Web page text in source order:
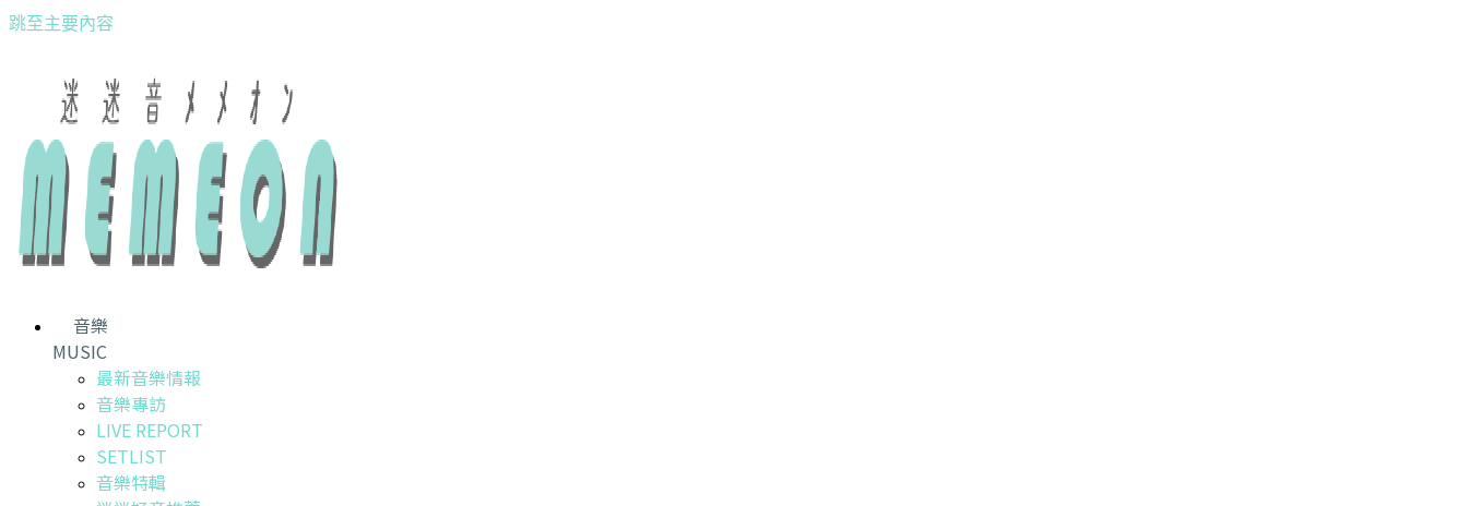
跳至主要內容
音樂
MUSIC
最新音樂情報
音樂專訪
LIVE REPORT
SETLIST
音樂特輯